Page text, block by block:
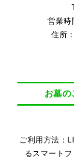
営業時
住所
お墓
ご利用方法：
るスマート